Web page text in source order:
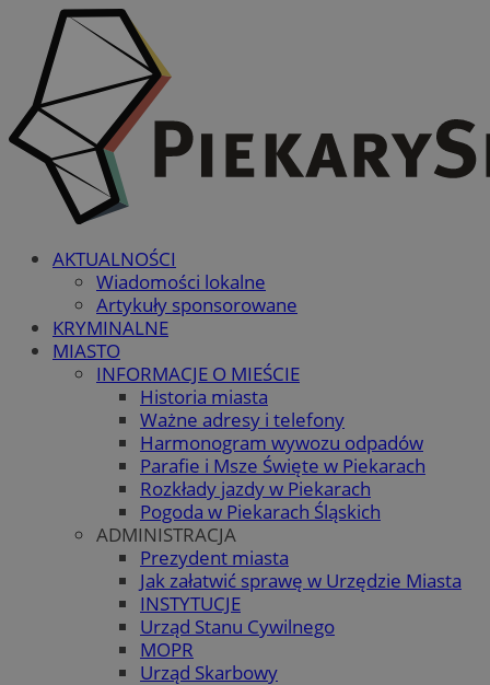
AKTUALNOŚCI
Wiadomości lokalne
Artykuły sponsorowane
KRYMINALNE
MIASTO
INFORMACJE O MIEŚCIE
Historia miasta
Ważne adresy i telefony
Harmonogram wywozu odpadów
Parafie i Msze Święte w Piekarach
Rozkłady jazdy w Piekarach
Pogoda w Piekarach Śląskich
ADMINISTRACJA
Prezydent miasta
Jak załatwić sprawę w Urzędzie Miasta
INSTYTUCJE
Urząd Stanu Cywilnego
MOPR
Urząd Skarbowy